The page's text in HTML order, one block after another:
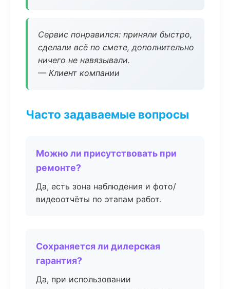
Сервис понравился: приняли быстро,
сделали всё по смете, дополнительно
ничего не навязывали.
— Клиент компании
Часто задаваемые вопросы
Можно ли присутствовать при
ремонте?
Да, есть зона наблюдения и фото/
видеоотчёты по этапам работ.
Сохраняется ли дилерская
гарантия?
Да, при использовании